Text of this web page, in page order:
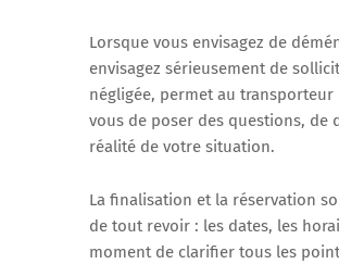
Lorsque vous envisagez de
envisagez sérieusement de
négligée, permet au
vous de poser des questions, de
réalité de votre situation.
La finalisation et la réservation
de tout revoir : les dates, les
moment de clarifier tous les